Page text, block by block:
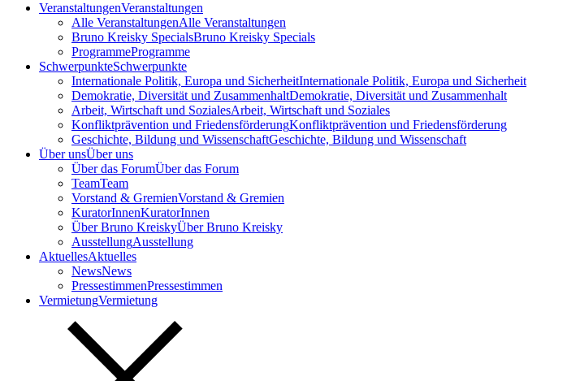
VeranstaltungenVeranstaltungen
Alle VeranstaltungenAlle Veranstaltungen
Bruno Kreisky SpecialsBruno Kreisky Specials
ProgrammeProgramme
SchwerpunkteSchwerpunkte
Internationale Politik, Europa und SicherheitInternationale Politik, Europa und Sicherheit
Demokratie, Diversität und ZusammenhaltDemokratie, Diversität und Zusammenhalt
Arbeit, Wirtschaft und SozialesArbeit, Wirtschaft und Soziales
Konfliktprävention und FriedensförderungKonfliktprävention und Friedensförderung
Geschichte, Bildung und WissenschaftGeschichte, Bildung und Wissenschaft
Über unsÜber uns
Über das ForumÜber das Forum
TeamTeam
Vorstand & GremienVorstand & Gremien
KuratorInnenKuratorInnen
Über Bruno KreiskyÜber Bruno Kreisky
AusstellungAusstellung
AktuellesAktuelles
NewsNews
PressestimmenPressestimmen
VermietungVermietung